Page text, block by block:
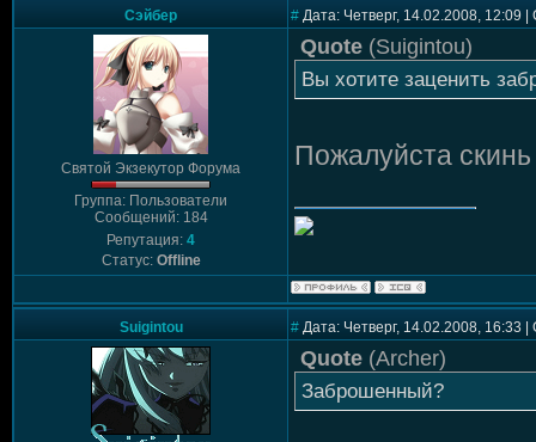
Сэйбер # Дата: Четверг, 14.02.2008, 12:09
Святой Экзекутор Форума
Группа: Пользователи
Сообщений: 184
Репутация: 4
Статус: Offline
Quote (Suigintou)
Вы хотите заценить
Пожалуйста
Suigintou # Дата: Четверг, 14.02.2008, 16:33
Quote (Archer)
Заброшенный?